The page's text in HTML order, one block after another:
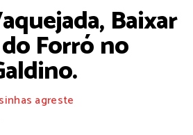
Baixar
Forró no
agreste